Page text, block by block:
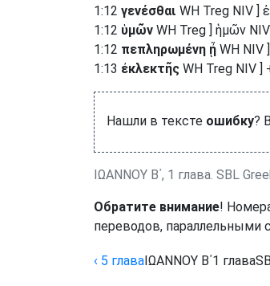
1:12 γενέσθαι WH Treg NIV ]
1:12 ὑμῶν WH Treg ] ἡμῶν
1:12 πεπληρωμένη ᾖ WH NIV
1:13 ἐκλεκτῆς WH Treg NIV ]
Нашли в тексте ошибку?
ΙΩΑΝΝΟΥ Β΄, 1 глава. SBL
Обратите внимание!
переводов, параллельными
‹ 5 главаΙΩΑΝΝΟΥ Β΄1 глава